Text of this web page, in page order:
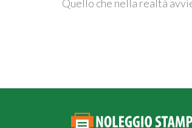
Quello che nella realtà